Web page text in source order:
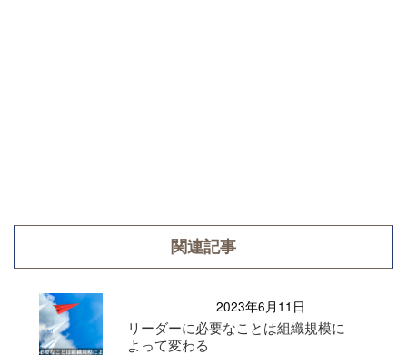
関連記事
2023年6月11日
リーダーに必要なことは組織規模に
よって変わる